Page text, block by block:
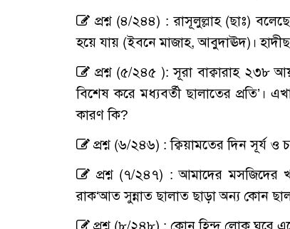
প্রশ্ন (৪/২৪৪) : রাসূলুল্লাহ (ছাঃ)
হয়ে যায় (ইবনে মাজাহ, আবুদাঊদ)।
প্রশ্ন (৫/২৪৫ ): সূরা বাক্বারাহ ২৩৮
বিশেষ করে মধ্যবর্তী ছালাতের প্রতি’।
কারণ কি?
প্রশ্ন (৬/২৪৬) : ক্বিয়ামতের দিন সূর্য ও
প্রশ্ন (৭/২৪৭) : আমাদের
রাক‘আত সুন্নাত ছালাত ছাড়া অন্য কোন